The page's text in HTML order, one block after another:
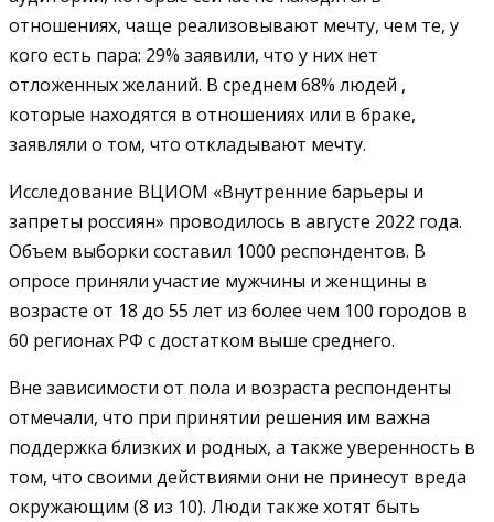
отношениях, чаще реализовывают мечту, чем те, у
кого есть пара: 29% заявили, что у них нет
отложенных желаний. В среднем 68% людей ,
которые находятся в отношениях или в браке,
заявляли о том, что откладывают мечту.
Исследование ВЦИОМ «Внутренние барьеры и
запреты россиян» проводилось в августе 2022 года.
Объем выборки составил 1000 респондентов. В
опросе приняли участие мужчины и женщины в
возрасте от 18 до 55 лет из более чем 100 городов в
60 регионах РФ с достатком выше среднего.
Вне зависимости от пола и возраста респонденты
отмечали, что при принятии решения им важна
поддержка близких и родных, а также уверенность в
том, что своими действиями они не принесут вреда
окружающим (8 из 10). Люди также хотят быть